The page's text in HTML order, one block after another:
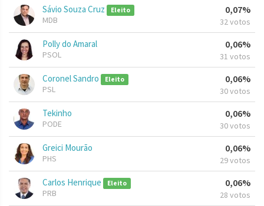
Sávio Souza Cruz Eleito
MDB
0,07%
32 votos
Polly do Amaral
PSOL
0,06%
31 votos
Coronel Sandro Eleito
PSL
0,06%
30 votos
Tekinho
PODE
0,06%
30 votos
Greici Mourão
PHS
0,06%
29 votos
Carlos Henrique Eleito
PRB
0,06%
28 votos